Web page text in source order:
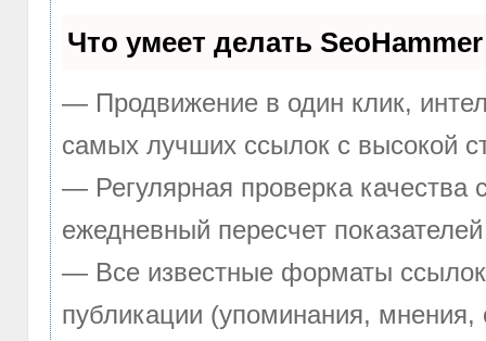
Что умеет делать SeoHammer
— Продвижение в один клик,
самых лучших ссылок с высокой
— Регулярная проверка качества
ежедневный пересчет
— Все известные форматы
публикации (упоминания, мнения,